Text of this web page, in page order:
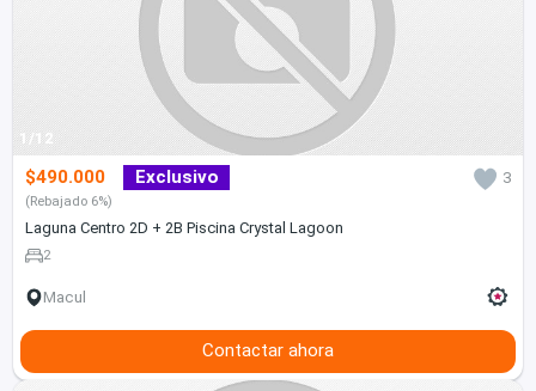
1/12
$490.000 Exclusivo 3
(Rebajado 6%)
Laguna Centro 2D + 2B Piscina Crystal Lagoon
2
Macul
Contactar ahora